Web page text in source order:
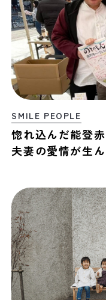
SMILE PEOPLE
惚れ込んだ能登
夫妻の愛情が生